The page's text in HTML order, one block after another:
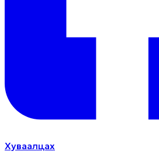
Хуваалцах